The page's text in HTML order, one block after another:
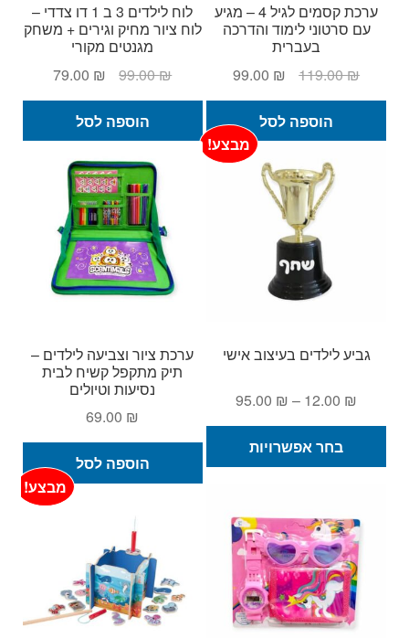
ערכת קסמים לגיל 4 – מגיע
עם סרטוני לימוד והדרכה
בעברית
119.00₪
המחיר
המקורי
היה:
119.00 ₪.
99.00 ₪
המחיר
הנוכחי
הוא:
99.00 ₪.
הוספה לסל
לוח לילדים 3 ב 1 דו צדדי –
לוח ציור מחיק וגירים + משחק
מגנטים מקורי
99.00₪
המחיר
המקורי
היה:
99.00 ₪.
79.00 ₪
המחיר
הנוכחי
79.00 ₪.
הוספה לסל
גביע לילדים בעיצוב אישי
מבצע!
12.00 ₪
–
95.00 ₪
טווח
מחירים:
⁦12.00 ₪⁩
עד
בחר אפשרויות
יש
לבחור
האפשרויות
ערכת ציור וצביעה לילדים –
תיק מתקפל קשיח לבית
נסיעות וטיולים
69.00 ₪
הוספה לסל
מבצע!